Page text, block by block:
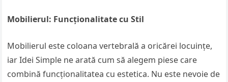
Mobilierul: Funcționalitate cu Stil
Mobilierul este coloana vertebrală a oricărei locuințe,
iar Idei Simple ne arată cum să alegem piese care
combină funcționalitatea cu estetica. Nu este nevoie de